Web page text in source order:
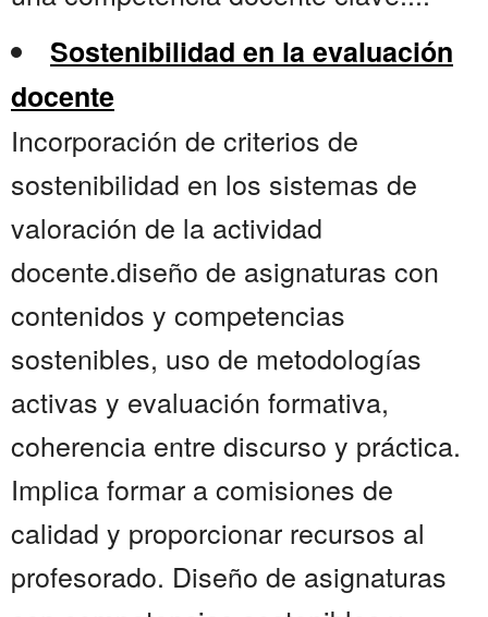
Sostenibilidad en la evaluación
docente
Incorporación de criterios de
sostenibilidad en los sistemas de
valoración de la actividad
docente.diseño de asignaturas con
contenidos y competencias
sostenibles, uso de metodologías
activas y evaluación formativa,
coherencia entre discurso y práctica.
Implica formar a comisiones de
calidad y proporcionar recursos al
profesorado. Diseño de asignaturas